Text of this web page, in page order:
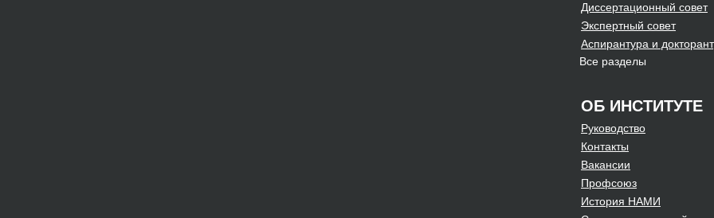
Диссертационный совет
Экспертный совет
Аспирантура и
Все разделы
ОБ ИНСТИТУТЕ
Руководство
Контакты
Вакансии
Профсоюз
История НАМИ